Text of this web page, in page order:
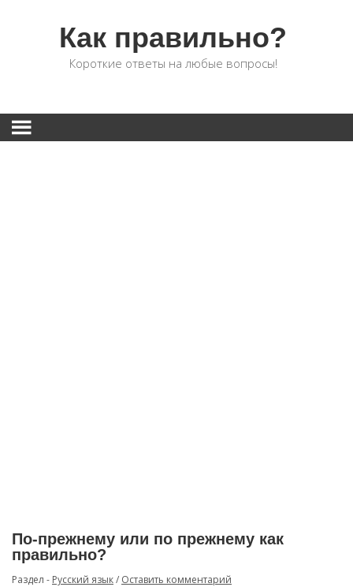
Как правильно?
Короткие ответы на любые вопросы!
По-прежнему или по прежнему как
правильно?
Раздел - Русский язык/ Оставить комментарий